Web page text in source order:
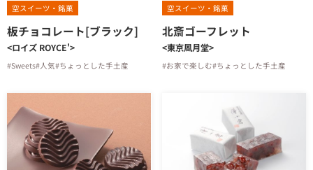
空スイーツ・銘菓
板チョコレート[ブラック]
<ロイズ ROYCE'>
#Sweets#人気#ちょっとした手土産
空スイーツ・銘菓
北斎ゴーフレット
<東京凮月堂>
#お家で楽しむ#ちょっとした手土産